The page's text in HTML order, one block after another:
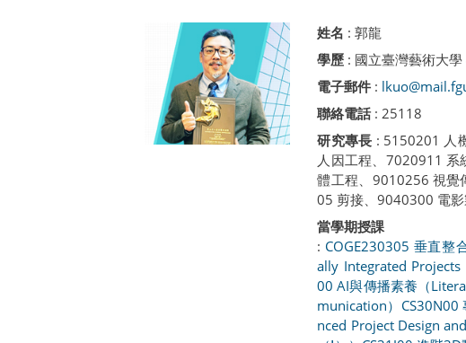
姓名 :郭龍
學歷 : 國立臺灣藝術大學
電子郵件 :
聯絡電話 : 25118
研究專長 : 5150201 人
人因工程、7020911 系
體工程、9010256 視覺
05 剪接、9040300 電
當學期授課
: COGE230305 垂直整
ally Integrated Projects
00 AI與傳播素養（
munication） CS30N00
nced Project Design